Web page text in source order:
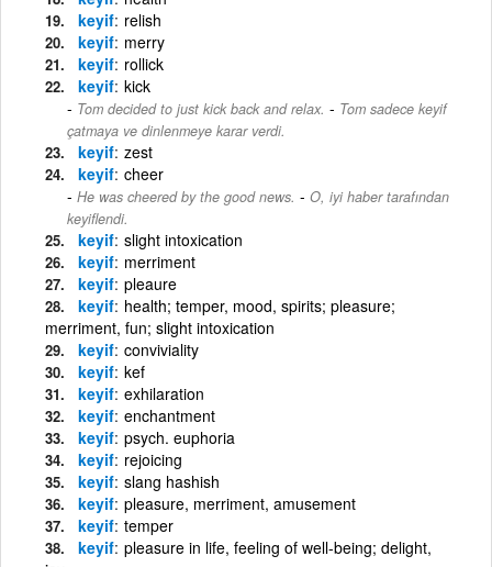
keyif relish
keyif merry
keyif rollick
keyif kick
Tom decided to just kick back and relax. - Tom sadece keyif
çatmaya ve dinlenmeye karar verdi.
keyif zest
keyif cheer
He was cheered by the good news. - O, iyi haber tarafından
keyiflendi.
keyif slight intoxication
keyif merriment
keyif pleaure
keyif health; temper, mood, spirits; pleasure;
merriment, fun; slight intoxication
keyif conviviality
keyif kef
keyif exhilaration
keyif enchantment
keyif psych. euphoria
keyif rejoicing
keyif slang hashish
keyif pleasure, merriment, amusement
keyif temper
keyif pleasure in life, feeling of well-being; delight,